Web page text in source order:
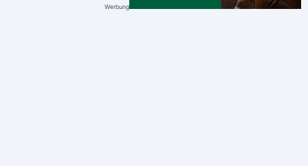
Werbung